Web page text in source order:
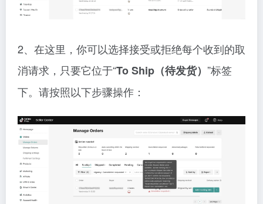
2、在这里，你可以选择接受或拒绝每个收到的取
消请求，只要它位于“To Ship（待发货） ”标签
下。请按照以下步骤操作：